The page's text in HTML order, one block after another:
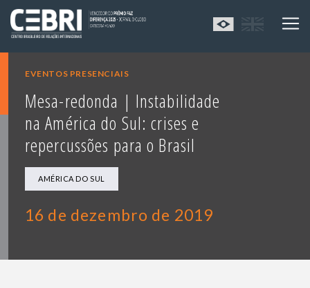
EVENTOS PRESENCIAIS
Mesa-redonda | Instabilidade
na América do Sul: crises e
repercussões para o Brasil
AMÉRICA DO SUL
16 de dezembro de 2019